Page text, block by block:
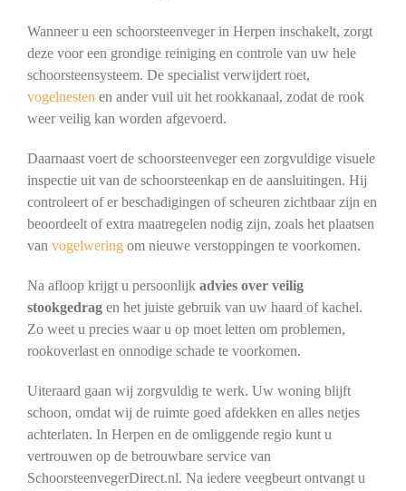
Wanneer u een schoorsteenveger in Herpen inschakelt, zorgt
deze voor een grondige reiniging en controle van uw hele
schoorsteensysteem. De specialist verwijdert roet,
vogelnesten en ander vuil uit het rookkanaal, zodat de rook
weer veilig kan worden afgevoerd.
Daarnaast voert de schoorsteenveger een zorgvuldige visuele
inspectie uit van de schoorsteenkap en de aansluitingen. Hij
controleert of er beschadigingen of scheuren zichtbaar zijn en
beoordeelt of extra maatregelen nodig zijn, zoals het plaatsen
van vogelweringom nieuwe verstoppingen te voorkomen.
Na afloop krijgt u persoonlijk advies over veilig
stookgedragen het juiste gebruik van uw haard of kachel.
Zo weet u precies waar u op moet letten om problemen,
rookoverlast en onnodige schade te voorkomen.
Uiteraard gaan wij zorgvuldig te werk. Uw woning blijft
schoon, omdat wij de ruimte goed afdekken en alles netjes
achterlaten. In Herpen en de omliggende regio kunt u
vertrouwen op de betrouwbare service van
SchoorsteenvegerDirect.nl. Na iedere veegbeurt ontvangt u